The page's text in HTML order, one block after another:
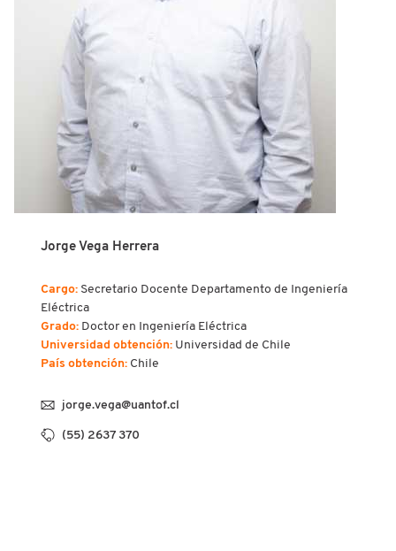
Jorge Vega Herrera
Cargo: Secretario Docente Departamento de Ingeniería
Eléctrica
Grado: Doctor en Ingeniería Eléctrica
Universidad obtención: Universidad de Chile
País obtención: Chile
jorge.vega@uantof.cl
(55) 2637 370